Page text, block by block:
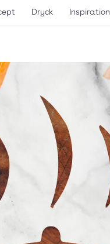
Dryck Inspiration